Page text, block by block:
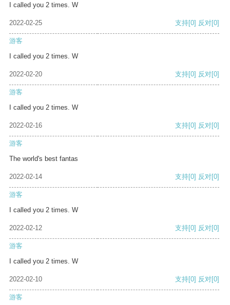
I called you 2 times. W
2022-02-25 支持[0] 反对[0]
游客
I called you 2 times. W
2022-02-20 支持[0] 反对[0]
游客
I called you 2 times. W
2022-02-16 支持[0] 反对[0]
游客
The world's best fantas
2022-02-14 支持[0] 反对[0]
游客
I called you 2 times. W
2022-02-12 支持[0] 反对[0]
游客
I called you 2 times. W
2022-02-10 支持[0] 反对[0]
游客